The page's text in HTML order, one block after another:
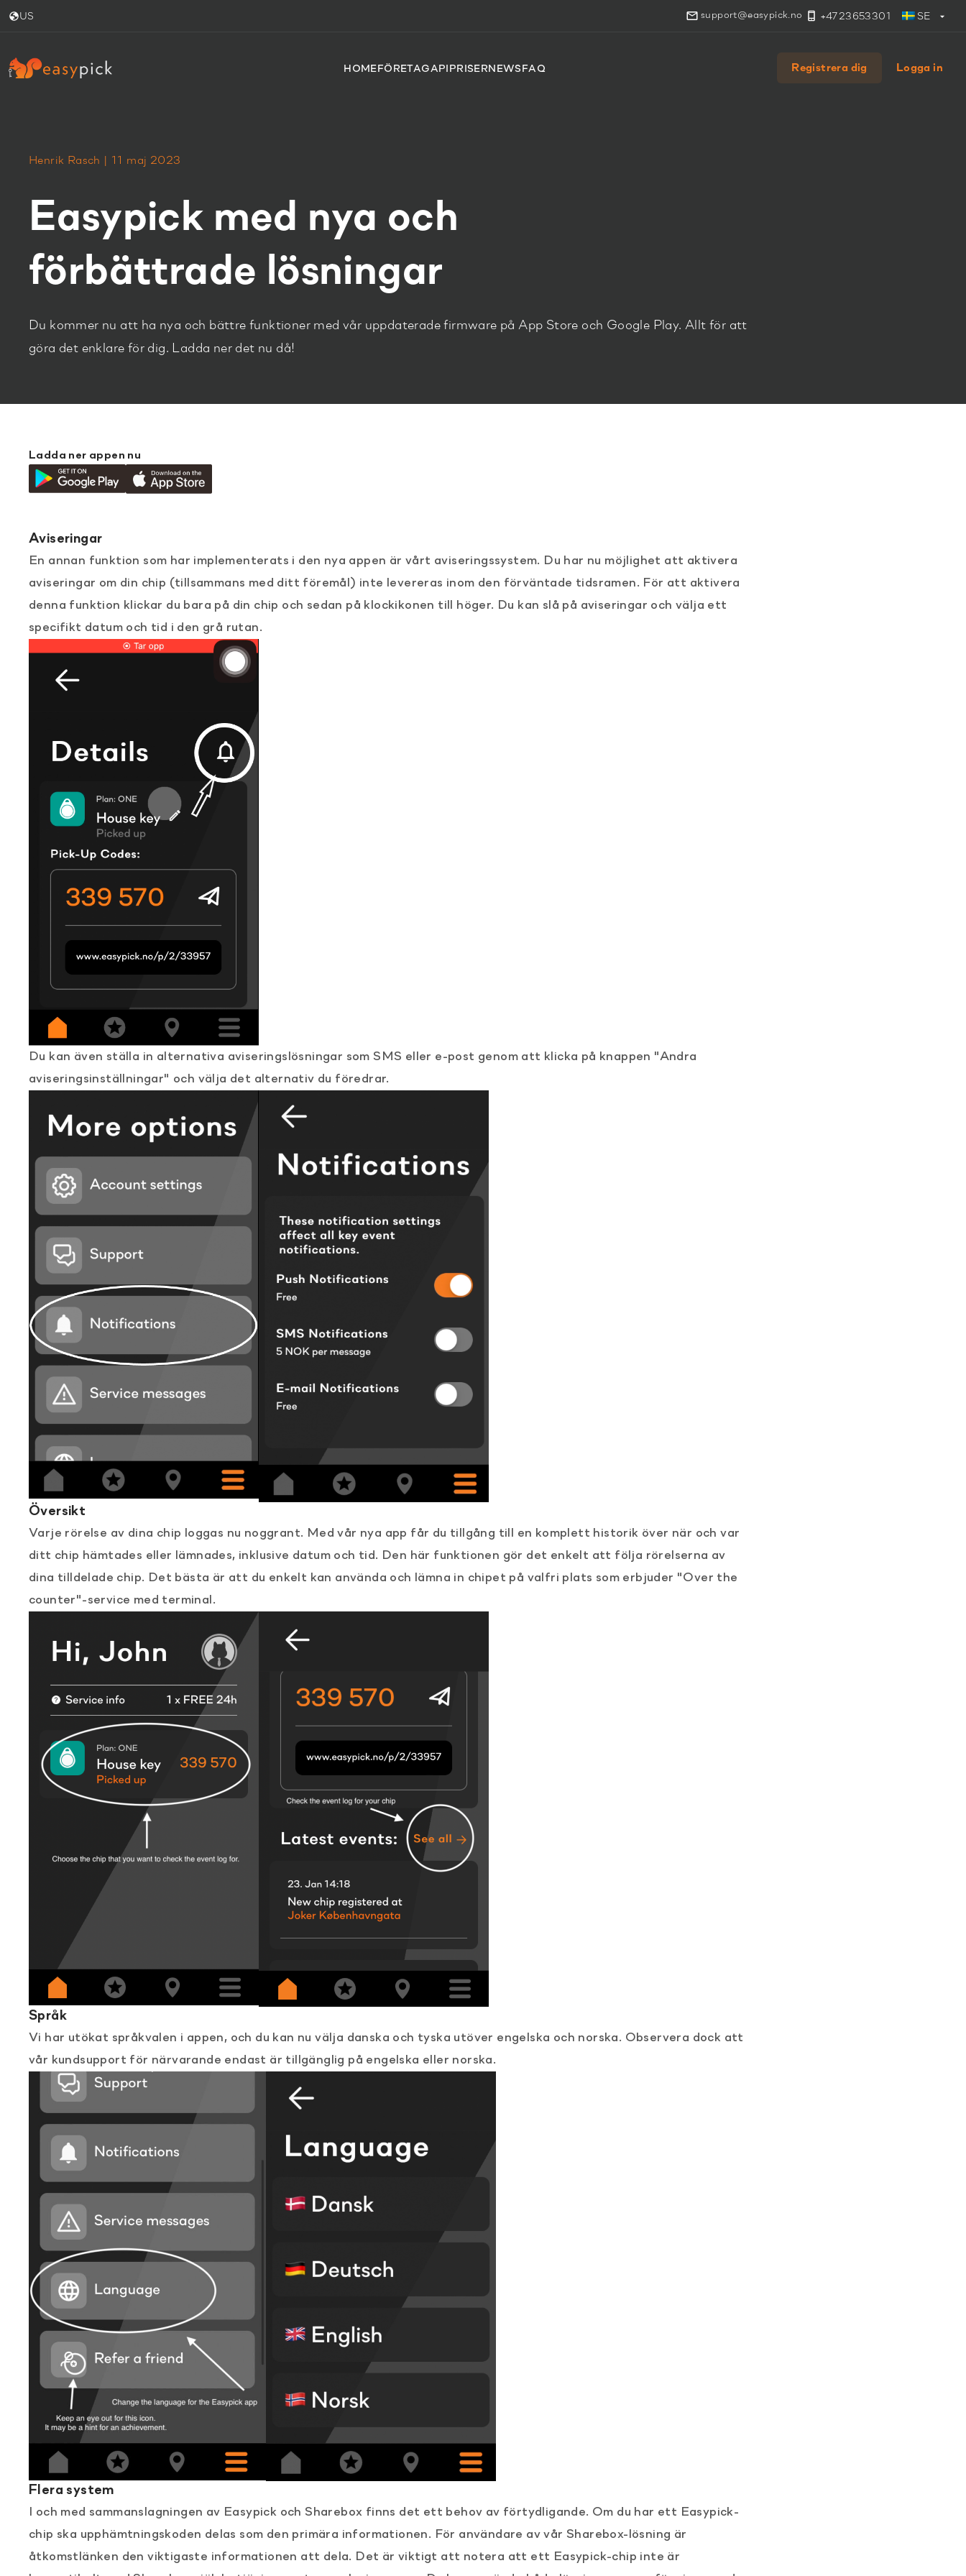
US support@easypick.no +4723653301 SE
HOME FÖRETAGAPI PRISER NEWS FAQ Registrera dig Logga in
Henrik Rasch | 11 maj 2023
Easypick med nya och
förbättrade lösningar
Du kommer nu att ha nya och bättre funktioner med vår uppdaterade firmware på App Store och Google Play. Allt för att
göra det enklare för dig. Ladda ner det nu då!
Ladda ner appen nu
Aviseringar
En annan funktion som har implementerats i den nya appen är vårt aviseringssystem. Du har nu möjlighet att aktivera
aviseringar om din chip (tillsammans med ditt föremål) inte levereras inom den förväntade tidsramen. För att aktivera
denna funktion klickar du bara på din chip och sedan på klockikonen till höger. Du kan slå på aviseringar och välja ett
specifikt datum och tid i den grå rutan.
Du kan även ställa in alternativa aviseringslösningar som SMS eller e-post genom att klicka på knappen "Andra
aviseringsinställningar" och välja det alternativ du föredrar.
Översikt
Varje rörelse av dina chip loggas nu noggrant. Med vår nya app får du tillgång till en komplett historik över när och var
ditt chip hämtades eller lämnades, inklusive datum och tid. Den här funktionen gör det enkelt att följa rörelserna av
dina tilldelade chip. Det bästa är att du enkelt kan använda och lämna in chipet på valfri plats som erbjuder "Over the
counter"-service med terminal.
Språk
Vi har utökat språkvalen i appen, och du kan nu välja danska och tyska utöver engelska och norska. Observera dock att
vår kundsupport för närvarande endast är tillgänglig på engelska eller norska.
Flera system
I och med sammanslagningen av Easypick och Sharebox finns det ett behov av förtydligande. Om du har ett Easypick-
chip ska upphämtningskoden delas som den primära informationen. För användare av vår Sharebox-lösning är
åtkomstlänken den viktigaste informationen att dela. Det är viktigt att notera att ett Easypick-chip inte är